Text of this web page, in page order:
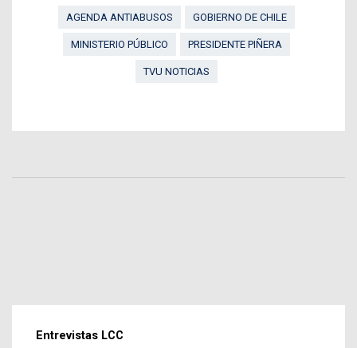
AGENDA ANTIABUSOS
GOBIERNO DE CHILE
MINISTERIO PÚBLICO PRESIDENTE PIÑERA
TVU NOTICIAS
Entrevistas LCC